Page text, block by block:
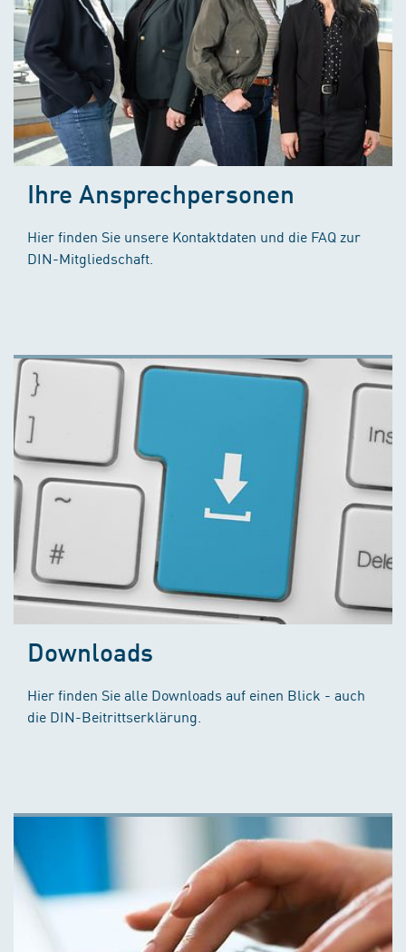
Ihre Ansprechpersonen
Hier finden Sie unsere Kontaktdaten und die FAQ zur
DIN-Mitgliedschaft.
Downloads
Hier finden Sie alle Downloads auf einen Blick - auch
die DIN-Beitrittserklärung.